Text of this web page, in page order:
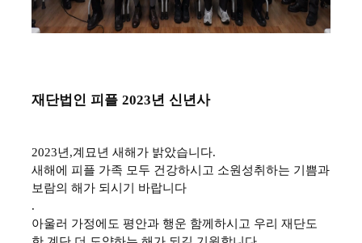
재단법인 피플2023년 신년사
2023년 ,계묘년 새해가 밝았습니다.
새해에 피플 가족 모두 건강하시고 소원성취하는 기쁨과
보람의 해가 되시기 바랍니다
.
아울러 가정에도 평안과 행운 함께하시고 우리 재단도